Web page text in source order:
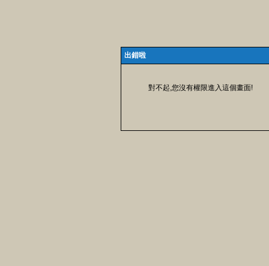
出錯啦
對不起,您沒有權限進入這個畫面!